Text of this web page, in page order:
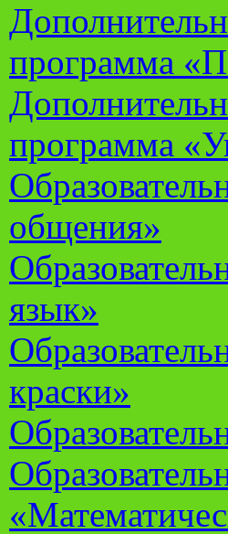
программа
программа
общения»
язык»
краски»